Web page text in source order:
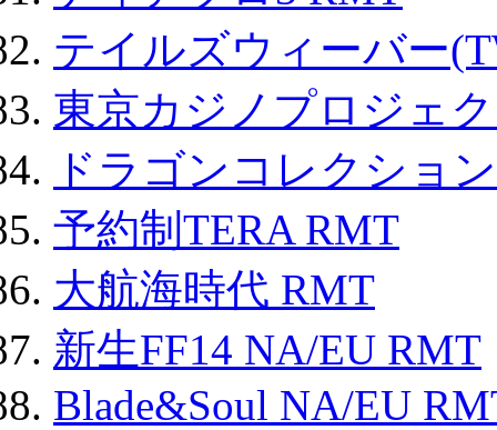
テイルズウィーバー
東京カジノプロジェ
ドラゴンコレクショ
予約制TERA RMT
大航海時代 RMT
新生FF14 NA/EU RMT
Blade&Soul NA/EU